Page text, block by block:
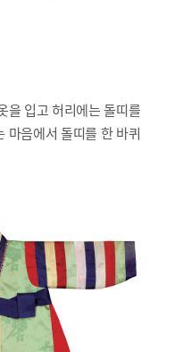
을 입고 허리에는 돌띠를
마음에서 돌띠를 한 바퀴